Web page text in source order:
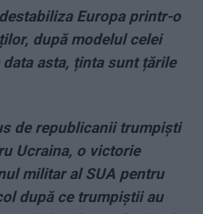
Europa printr-o
după modelul celei
asta, ținta sunt țările
de republicanii trumpiști
Ucraina, o victorie
militar al SUA pentru
după ce trumpiștii au